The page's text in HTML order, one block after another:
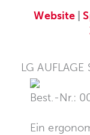
Website |
LG
Best.-Nr.:
Ein